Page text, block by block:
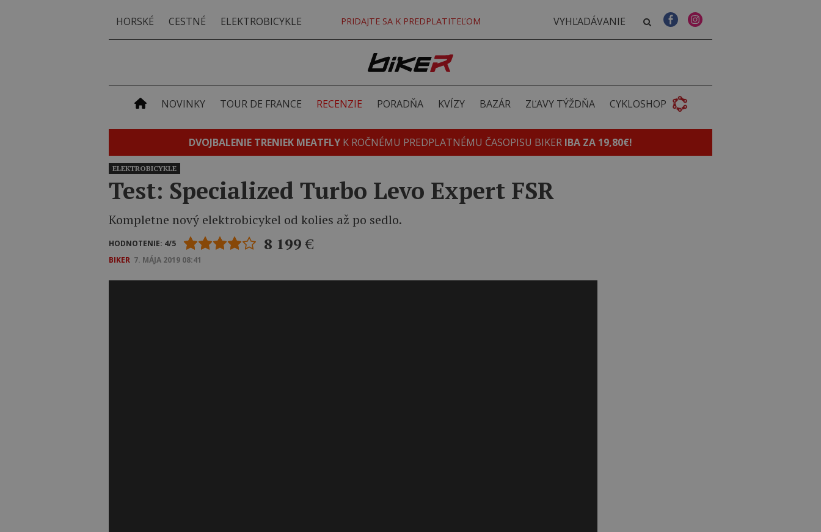
HORSKÉ CESTNÉ ELEKTROBICYKLE PRIDAJTE SA K PREDPLATITEĽOM
NOVINKY TOUR DE FRANCE RECENZIE PORADŇA KVÍZY BAZÁR ZĽAVY TÝŽDŇA CYKLOSHOP
DVOJBALENIE TRENIEK MEATFLY K ROČNÉMU PREDPLATNÉMU ČASOPISU BIKER IBA ZA 19,80€!
ELEKTROBICYKLE
Test: Specialized Turbo Levo Expert FSR
Kompletne nový elektrobicykel od kolies až po sedlo.
HODNOTENIE: 4/5 8 199€
BIKER 7. MÁJA 2019 08:41